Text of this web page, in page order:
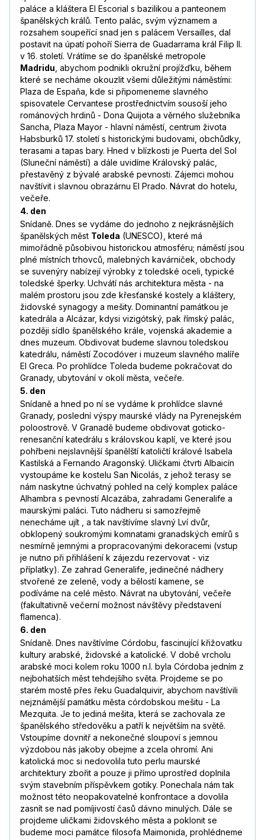
paláce a kláštera El Escorial s bazilikou a panteonem
španělských králů. Tento palác, svým významem a
rozsahem soupeřící snad jen s palácem Versailles, dal
postavit na úpatí pohoří Sierra de Guadarrama král Filip II.
v 16. století. Vrátíme se do španělské metropole
Madridu , abychom podnikli okružní projížďku, během
které se necháme okouzlit všemi důležitými náměstími:
Plaza de Espaňa, kde si připomeneme slavného
spisovatele Cervantese prostřednictvím sousoší jeho
románových hrdinů - Dona Quijota a věrného služebníka
Sancha, Plaza Mayor - hlavní náměstí, centrum života
Habsburků 17. století s historickými budovami, obchůdky,
terasami a tapas bary. Hned v blízkosti je Puerta del Sol
(Sluneční náměstí) a dále uvidíme Královský palác,
přestavěný z bývalé arabské pevnosti. Zájemci mohou
navštívit i slavnou obrazárnu El Prado. Návrat do hotelu,
večeře.
4. den
Snídaně. Dnes se vydáme do jednoho z nejkrásnějších
španělských měst Toleda (UNESCO), které má
mimořádně působivou historickou atmosféru; náměstí jsou
plné místních trhovců, malebných kavárniček, obchody
se suvenýry nabízejí výrobky z toledské oceli, typické
toledské šperky. Uchvátí nás architektura města - na
malém prostoru jsou zde křesťanské kostely a kláštery,
židovské synagogy a mešity. Dominantní památkou je
katedrála a Alcázar, kdysi vizigótský, pak římský palác,
později sídlo španělského krále, vojenská akademie a
dnes muzeum. Obdivovat budeme slavnou toledskou
katedrálu, náměstí Zocodóver i muzeum slavného malíře
El Greca. Po prohlídce Toleda budeme pokračovat do
Granady, ubytování v okolí města, večeře.
5. den
Snídaně a hned po ní se vydáme k prohlídce slavné
Granady, poslední výspy maurské vlády na Pyrenejském
poloostrově. V Granadě budeme obdivovat goticko-
renesanční katedrálu s královskou kaplí, ve které jsou
pohřbeni nejslavnější španělští katoličtí králové Isabela
Kastilská a Fernando Aragonský. Uličkami čtvrti Albaicín
vystoupáme ke kostelu San Nicolás, z jehož terasy se
nám naskytne úchvatný pohled na celý komplex paláce
Alhambra s pevností Alcazába, zahradami Generalife a
maurskými paláci. Tuto nádheru si samozřejmě
nenecháme ujít , a tak navštívíme slavný Lví dvůr,
obklopený soukromými komnatami granadských emírů s
nesmírně jemnými a propracovanými dekoracemi (vstup
je nutno při přihlášení k zájezdu rezervovat - viz
příplatky). Ze zahrad Generalife, jedinečné nádhery
stvořené ze zeleně, vody a bělostí kamene, se
podíváme na celé město. Návrat na ubytování, večeře
(fakultativně večerní možnost návštěvy představení
flamenca).
6. den
Snídaně. Dnes navštívíme Córdobu, fascinující křižovatku
kultury arabské, židovské a katolické. V době vrcholu
arabské moci kolem roku 1000 n.l. byla Córdoba jedním z
nejbohatších měst tehdejšího světa. Projdeme se po
starém mostě přes řeku Guadalquivir, abychom navštívili
nejznámější památku města córdobskou mešitu - La
Mezquita. Je to jediná mešita, která se zachovala ze
španělského středověku a patří k největším na světě.
Vstoupíme dovnitř a nekonečné sloupoví s jemnou
výzdobou nás jakoby obejme a zcela ohromí. Ani
katolická moc si nedovolila tuto perlu maurské
architektury zbořit a pouze ji přímo uprostřed doplnila
svým stavebním příspěvkem gotiky. Ponechala nám tak
možnost této neopakovatelné konfrontace a dovolila
zasnít se nad pomíjivostí časů dávno minulých. Dále se
projdeme uličkami židovského města a poklonit se
budeme moci památce filosofa Maimonida, prohlédneme